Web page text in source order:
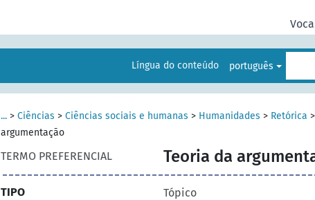
Língua do conteúdo português
... > Ciências > Ciências sociais e humanas > Humanidades > Retórica >
argumentação
TERMO PREFERENCIAL Teoria da
TIPO
Tópico